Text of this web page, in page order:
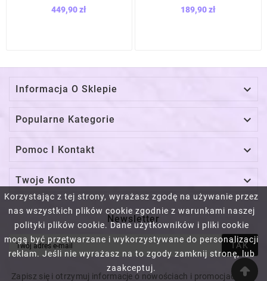
Korzystając z tej strony, wyrażasz zgodę na używanie przez
nas wszystkich plików cookie zgodnie z warunkami naszej
polityki plików cookie. Dane użytkowników i pliki cookie
mogą być przetwarzane i wykorzystywane do personalizacji
reklam. Jeśli nie wyrażasz na to zgody zamknij stronę, lub
zaakceptuj.
opasek / Mimos
449,90 zł
Camicco
189,90 zł
Informacja O Sklepie 
Popularne Kategorie 
Pomoc I Kontakt 
Twoje Konto 
Newsletter
TAK
Zapisz się i otrzymuj informacje o nowościach i promocjach! Na